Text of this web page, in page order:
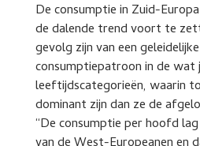
De consumptie in Zuid-
de dalende trend voort te
gevolg zijn van een
consumptiepatroon in de wat
leeftijdscategorieën, waarin
dominant zijn dan ze de
“De consumptie per hoofd